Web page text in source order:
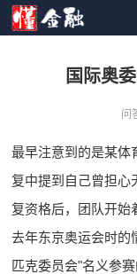
国际奥
问
最早注意到的是某体
复中提到自己曾担心
复资格后，团队开始
去年东京奥运会时
匹克委员会"名义参